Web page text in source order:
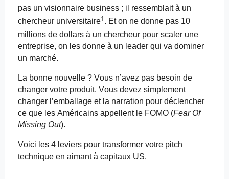
pas un visionnaire business ; il ressemblait à un
chercheur universitaire1. Et on ne donne pas 10
millions de dollars à un chercheur pour scalerune
entreprise, on les donne à un leader qui va dominer
un marché.
La bonne nouvelle ? Vous n’avez pas besoin de
changer votre produit. Vous devez simplement
changer l’emballage et la narration pour déclencher
ce que les Américains appellent le FOMO (Fear Of
MissingOut).
Voici les 4 leviers pour transformer votre pitch
technique en aimant à capitaux US.